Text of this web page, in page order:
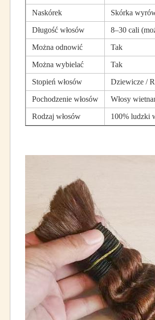
Naskórek Skórka
Długość włosów 8–30 cali
Można odnowić Tak
Można wybielać Tak
Stopień włosów Dziewicze /
Pochodzenie włosów Włosy
Rodzaj włosów 100% ludzki